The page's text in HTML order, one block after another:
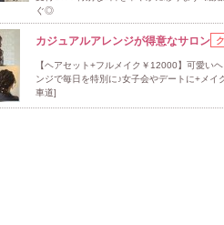
ぐ◎
カジュアルアレンジが得意なサロン
【ヘアセット+フルメイク￥12000】可愛い
ンジで毎日を特別に♪女子会やデートに+メ
車道]